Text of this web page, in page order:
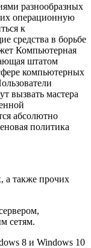
разнообразных
операционную
к
средства в борьбе
Компьютерная
штатом
компьютерных
вызвать мастера
абсолютно
политика
а также прочих
сетям.
8 и Windows 10